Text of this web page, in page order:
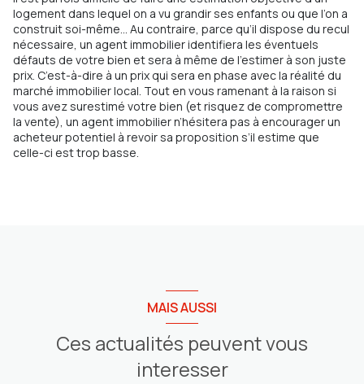
logement dans lequel on a vu grandir ses enfants ou que l’on a
construit soi-même… Au contraire, parce qu’il dispose du recul
nécessaire, un agent immobilier identifiera les éventuels
défauts de votre bien et sera à même de l’estimer à son juste
prix. C’est-à-dire à un prix qui sera en phase avec la réalité du
marché immobilier local. Tout en vous ramenant à la raison si
vous avez surestimé votre bien (et risquez de compromettre
la vente), un agent immobilier n’hésitera pas à encourager un
acheteur potentiel à revoir sa proposition s’il estime que
celle-ci est trop basse.
MAIS AUSSI
Ces actualités peuvent vous
interesser